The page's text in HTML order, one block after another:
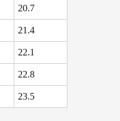
20.7
21.4
22.1
22.8
23.5